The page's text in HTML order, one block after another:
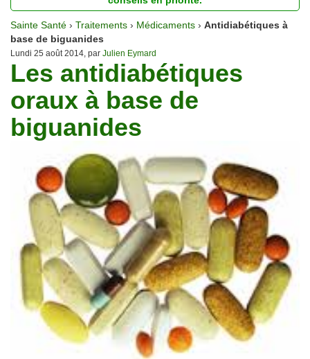
Homéopathie
Nutrition
Pathologie
Psychologie
Recherches
Sainte Santé › Traitements › Médicaments › Antidiabétiques à
base de biguanides
Lundi 25 août 2014, par Julien Eymard
Les antidiabétiques
oraux à base de
biguanides